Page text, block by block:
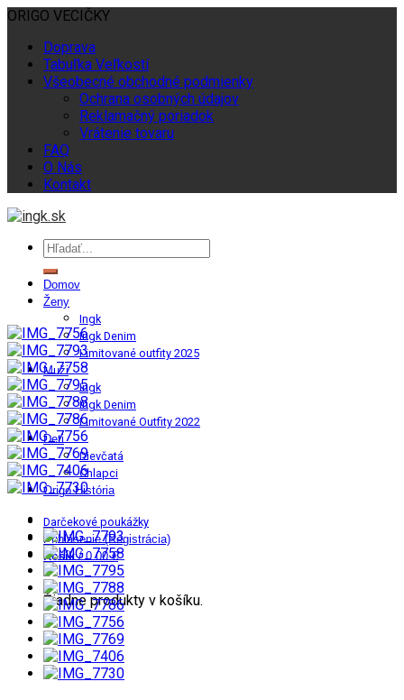
ORIGO VECIČKY
Doprava
Tabuľka Veľkostí
Všeobecné obchodné podmienky
Ochrana osobných údajov
Reklamačný poriadok
Vrátenie tovaru
FAQ
O Nás
Kontakt
Domov
Ženy
Ingk
Ingk Denim
Limitované outfity 2025
Muži
Ingk
Ingk Denim
Limitované Outfity 2022
Deti
Dievčatá
Chlapci
Origo História
Darčekové poukážky
Prihlásenie (Registrácia)
Košík /0.00 €
0
Žiadne produkty v košíku.